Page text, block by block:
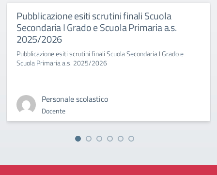
Pubblicazione esiti scrutini finali Scuola
Secondaria I Grado e Scuola Primaria a.s.
2025/2026
Pubblicazione esiti scrutini finali Scuola Secondaria I Grado e
Scuola Primaria a.s. 2025/2026
Personale scolastico
Docente